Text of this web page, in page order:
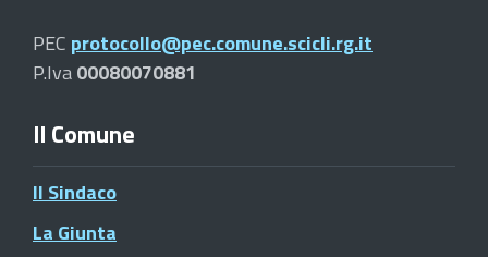
PEC protocollo@pec.comune.scicli.rg.it
P.Iva00080070881
Il Comune
Il Sindaco
La Giunta